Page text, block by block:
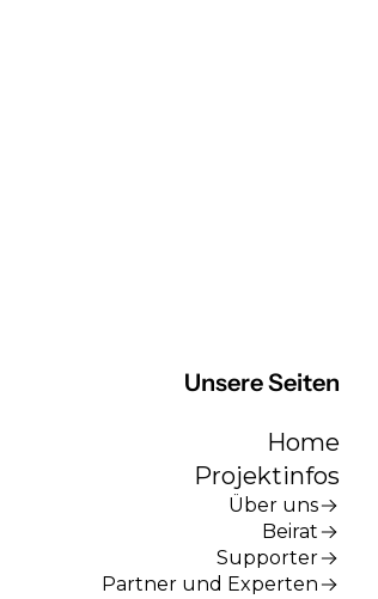
Unsere Seiten
Home
Projektinfos
Über uns
Beirat
Supporter
Partner und Experten